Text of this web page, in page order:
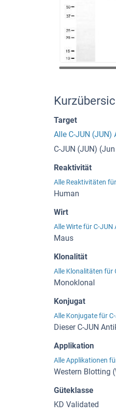
Target
Alle C-JUN (JUN)
C-JUN (JUN)
Reaktivität
Alle Reaktivitäten
Human
Wirt
Alle Wirte für C-JUN
Maus
Klonalität
Alle Klonalitäten für
Monoklonal
Konjugat
Alle Konjugate für
Dieser C-JUN
Applikation
Alle Applikationen
Western Blotting
Güteklasse
KD Validated